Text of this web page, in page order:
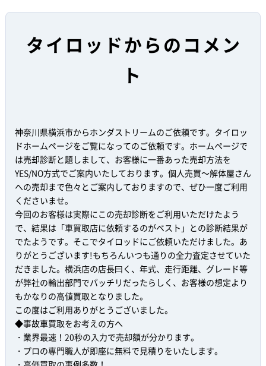
タイロッドからのコメン
ト
神奈川県横浜市からホンダストリームのご依頼です。タイロッ
ドホームページをご覧になってのご依頼です。ホームページで
は売却診断と題しまして、お客様に一番あった売却方法を
YES/NO方式でご案内いたしております。個人売買～解体屋さん
への売却まで色々とご案内しておりますので、ぜひ一度ご利用
くださいませ。
今回のお客様は実際にこの売却診断をご利用いただけたよう
で、結果は「車買取店に依頼するのがベスト」との診断結果が
でたようです。そこでタイロッドにご依頼いただけました。あ
りがとうございます!もちろんいつも通りの全力査定させていた
だきました。横浜店の店長曰く、年式、走行距離、グレード等
が弊社の輸出部門でバッチリだったらしく、お客様の想定より
もかなりの高値買取となりました。
この度はご利用ありがとうございました。
◆事故車買取をお考えの方へ
・業界最速！20秒の入力で売却額が分かります。
・プロの専門職人が即座に無料で見積りをいたします。